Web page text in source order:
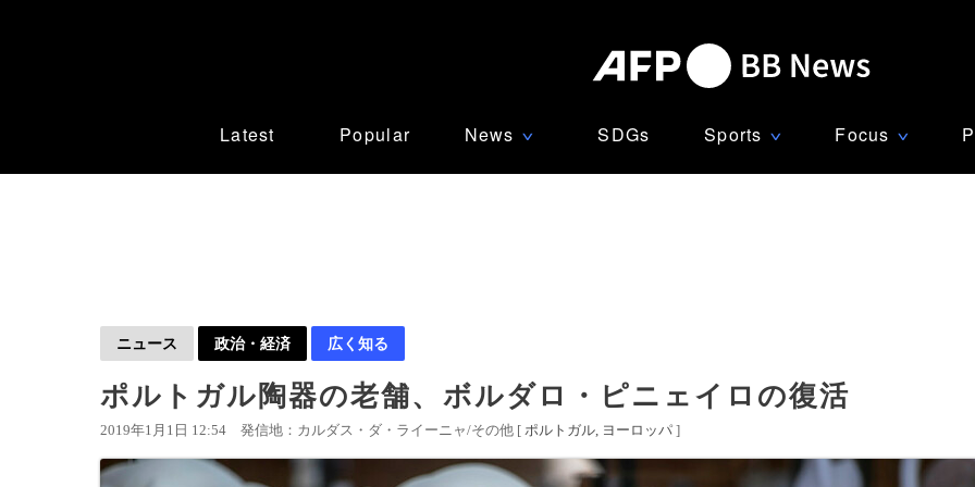
Latest Popular News ∨ SDGs Sports ∨ Focus ∨
ニュース 政治・経済 広く知る
ポルトガル陶器の老舗、ボルダロ・ピニェイロの復活
2019年1月1日 12:54 発信地：カルダス・ダ・ライーニャ/その他 [ ポルトガル ヨーロッパ ]